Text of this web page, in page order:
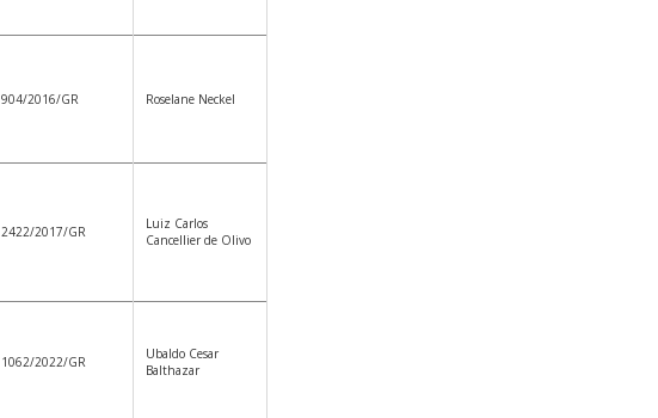
904/2016/GR Roselane Neckel
2422/2017/GR
Luiz Carlos
Cancellier de Olivo
1062/2022/GR
Ubaldo Cesar
Balthazar